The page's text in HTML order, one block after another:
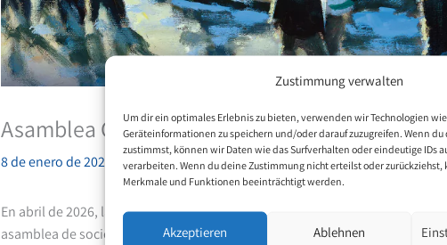
Zustimmung verwalten
Um dir ein optimales Erlebnis zu bieten, verwenden wir Technologien wie
Geräteinformationen zu speichern und/oder darauf zuzugreifen. Wenn du
zustimmst, können wir Daten wie das Surfverhalten oder eindeutige IDs
verarbeiten. Wenn du deine Zustimmung nicht erteilst oder
Merkmale und Funktionen beeinträchtigt werden.
Akzeptieren Ablehnen
Asamblea General de la VDMFK 2026 en
8 de enero de 2026
En abril de 2026, la VDMFK celebrará su Asamblea General en Londres
.
asamblea de socios debe celebrarse cada tres años; por ello, la junta